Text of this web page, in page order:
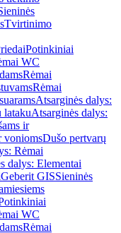
Tvirtinimo
Potinkiniai
WC
Rėmai
Rėmai
Atsarginės dalys:
latakuAtsarginės dalys:
ir
voniomsDušo pertvarų
Rėmai
dalys: Elementai
Geberit GISSieninės
WC
Rėmai